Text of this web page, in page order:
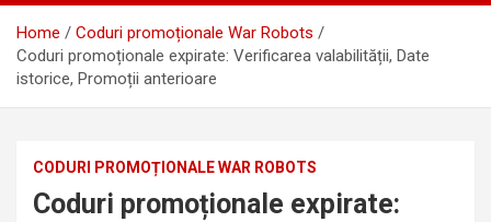
Home
Coduri promoționale War Robots
Coduri promoționale expirate: Verificarea valabilității, Date
istorice, Promoții anterioare
CODURI PROMOȚIONALE WAR ROBOTS
Coduri promoționale expirate: